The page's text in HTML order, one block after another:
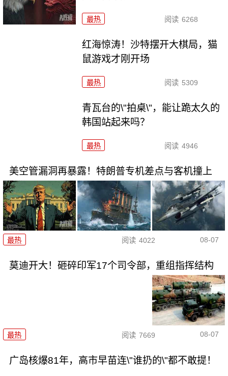
最热 阅读 6268
红海惊涛！沙特摆开大棋局，猫
鼠游戏才刚开场
最热 阅读 5309
青瓦台的\"拍桌\"，能让跪太久的
韩国站起来吗？
最热 阅读 4946
美空管漏洞再暴露！特朗普专机差点与客机撞上
最热 阅读 4022 08-07
莫迪开大！砸碎印军17个司令部，重组指挥结构
最热 阅读 7669 08-07
广岛核爆81年，高市早苗连\"谁扔的\"都不敢提！